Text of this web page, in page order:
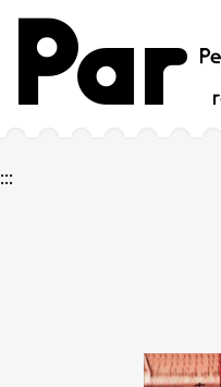
跳到主要內容區塊
網站導覽
:::